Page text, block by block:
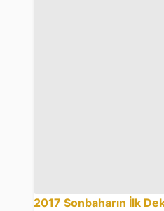
2017 Sonbaharın İlk